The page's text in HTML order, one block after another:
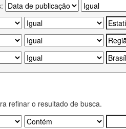
refinar o resultado de busca.